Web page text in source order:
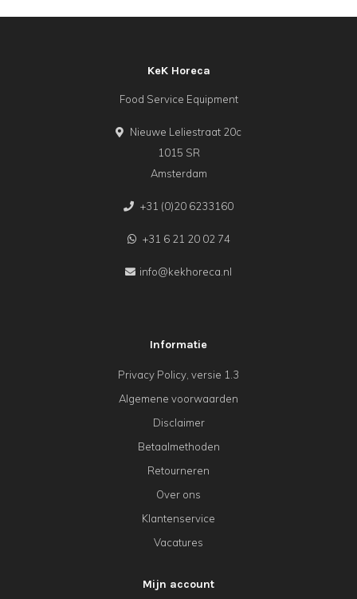
KeK Horeca
Food Service Equipment
Nieuwe Leliestraat 20c
1015 SR
Amsterdam
+31 (0)20 6233160
+31 6 21 20 02 74
info@kekhoreca.nl
Informatie
Privacy Policy, versie 1.3
Algemene voorwaarden
Disclaimer
Betaalmethoden
Retourneren
Over ons
Klantenservice
Vacatures
Mijn account